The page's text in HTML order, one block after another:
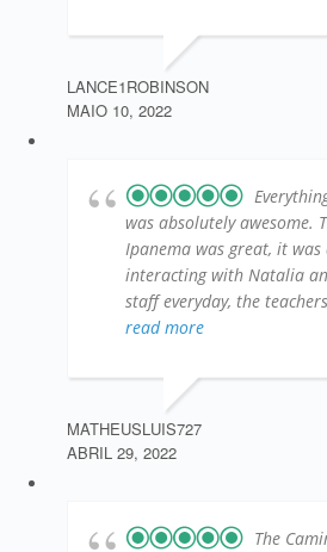
LANCE1ROBINSON
MAIO 10, 2022
was absolutely awesome.
Ipanema was great, it was
interacting with Natalia
staff everyday, the
read more
MATHEUSLUIS727
ABRIL 29, 2022
The